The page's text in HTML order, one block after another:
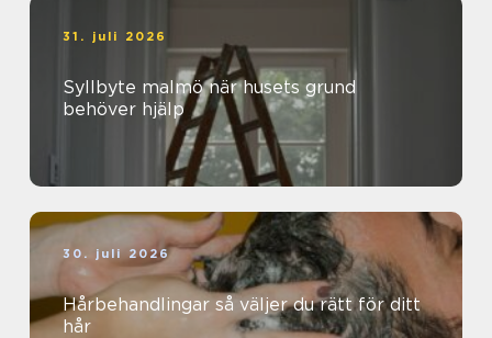
31. juli 2026
Syllbyte malmö när husets grund
behöver hjälp
30. juli 2026
Hårbehandlingar så väljer du rätt för ditt
hår